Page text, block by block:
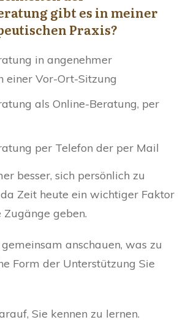
gibt es in meiner
Praxis?
in angenehmer
einer Vor-Ort-Sitzung
als Online-Beratung, per
per Telefon der per Mail
besser, sich persönlich zu
Zeit heute ein wichtiger Faktor
Zugänge geben.
anschauen, was zu
Form der Unterstützung Sie
Sie kennen zu lernen.